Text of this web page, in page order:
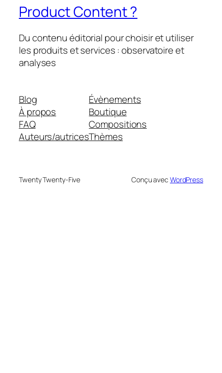
Product Content ?
Du contenu éditorial pour choisir et utiliser
les produits et services : observatoire et
analyses
Blog
À propos
FAQ
Auteurs/autrices
Évènements
Boutique
Compositions
Thèmes
Twenty Twenty-Five Conçu avec WordPress